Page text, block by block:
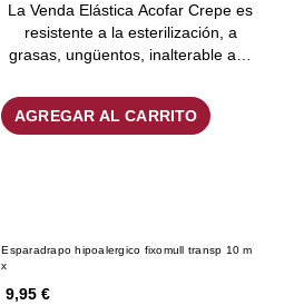
La Venda Elástica Acofar Crepe es
resistente a la esterilización, a
grasas, ungüentos, inalterable a…
AGREGAR AL CARRITO
Esparadrapo hipoalergico fixomull transp 10 m
x
9,95 €